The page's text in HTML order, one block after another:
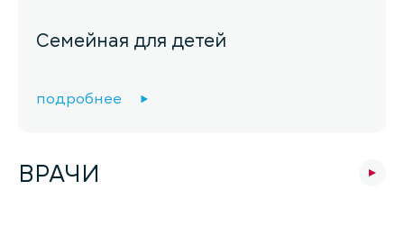
Семейная для детей
подробнее
ВРАЧИ